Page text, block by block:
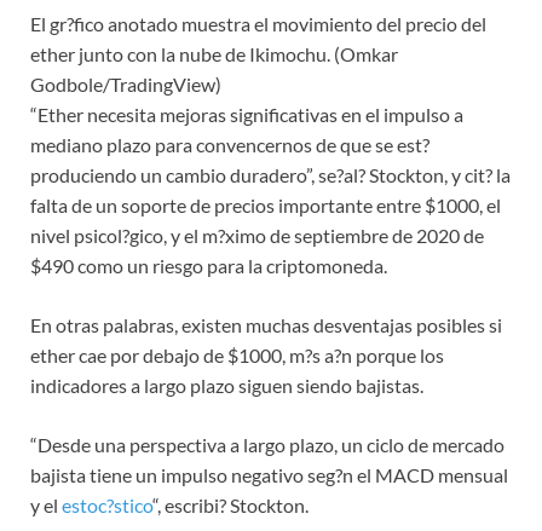
El gr?fico anotado muestra el movimiento del precio del
ether junto con la nube de Ikimochu. (Omkar
Godbole/TradingView)
“Ether necesita mejoras significativas en el impulso a
mediano plazo para convencernos de que se est?
produciendo un cambio duradero”, se?al? Stockton, y cit? la
falta de un soporte de precios importante entre $1000, el
nivel psicol?gico, y el m?ximo de septiembre de 2020 de
$490 como un riesgo para la criptomoneda.
En otras palabras, existen muchas desventajas posibles si
ether cae por debajo de $1000, m?s a?n porque los
indicadores a largo plazo siguen siendo bajistas.
“Desde una perspectiva a largo plazo, un ciclo de mercado
bajista tiene un impulso negativo seg?n el MACD mensual
y el estoc?stico“, escribi? Stockton.